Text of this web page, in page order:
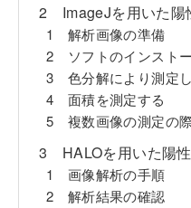
2 ImageJを用いた陽
1 解析画像の準備
2 ソフトのインスト
3 色分解により測定
4 面積を測定する
5 複数画像の測定の
3 HALOを用いた陽
1 画像解析の手順
2 解析結果の確認